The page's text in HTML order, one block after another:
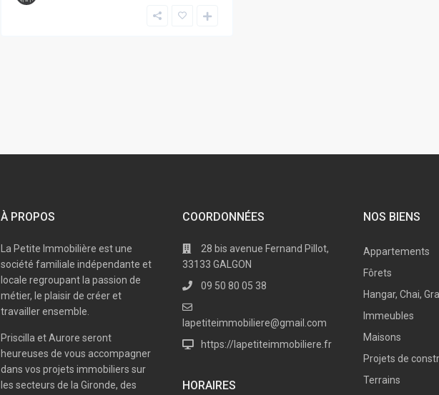
À PROPOS
La Petite Immobilière est une
société familiale indépendante et
locale regroupant la passion de
métier, le plaisir de créer et
travailler ensemble.
Priscilla et Aurore seront
heureuses de vous accompagner
dans vos projets immobiliers sur
les secteurs de la Gironde, des
COORDONNÉES
28 bis avenue Fernand Pillot,
33133 GALGON
09 50 80 05 38
lapetiteimmobiliere@gmail.com
https://lapetiteimmobiliere.fr
HORAIRES
NOS BIENS
Appartements
Fôrets
Hangar, Chai,
Immeubles
Maisons
Projets de
Terrains